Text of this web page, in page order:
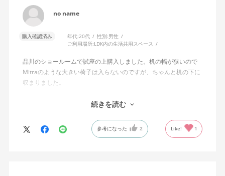
no name
購入確認済み 年代:20代 性別:男性
ご利用場所:LDK内の生活共用スペース
品川のショールームで試座の上購入しました。机の幅が狭いので
Mitraのような大きい椅子は入らないのですが、ちゃんと机の下に
収まりました。
安い椅子とは違って座面、背面の安定感はしっかりしています。
続きを読む
参考になった 2 Like! 1